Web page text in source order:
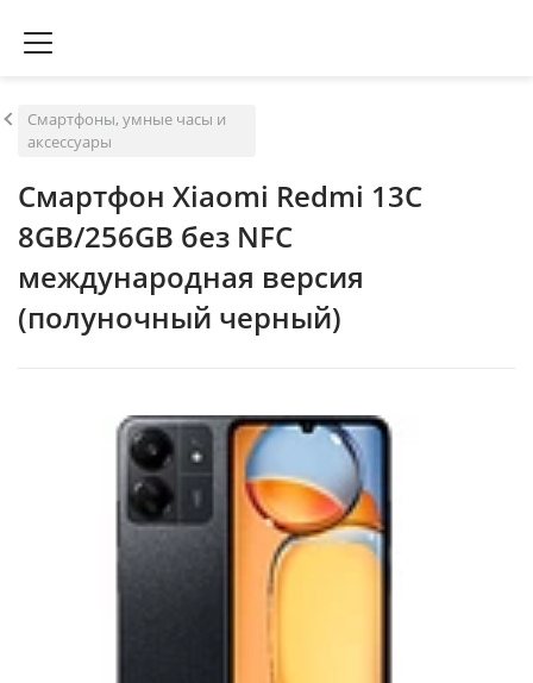
Смартфоны, умные часы и
аксессуары
Смартфон Xiaomi Redmi 13C
8GB/256GB без NFC
международная версия
(полуночный черный)